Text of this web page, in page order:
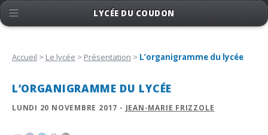
Accueil > Le lycée > Présentation > L’organigramme du lycée
L’ORGANIGRAMME DU LYCÉE
LUNDI 20 NOVEMBRE 2017 - JEAN-MARIE FRIZZOLE
LYCÉE DU COUDON